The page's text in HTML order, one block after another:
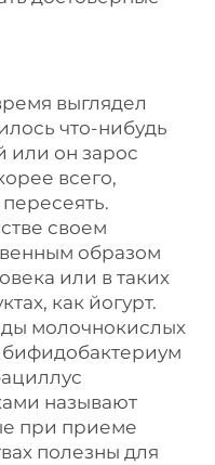
выглядел
что-нибудь
или он зарос
всего,
своем
образом
или в таких
как йогурт.
молочнокислых
называют
при приеме
полезны для